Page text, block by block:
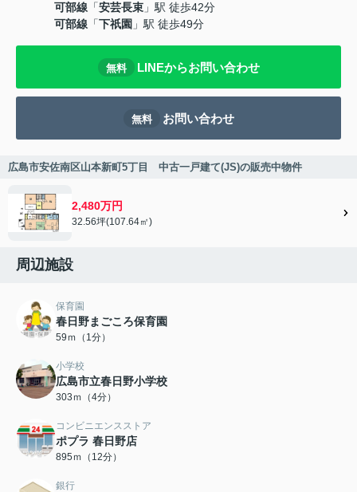
可部線 「安芸長束 」駅 徒歩42分
可部線 「下祇園 」駅 徒歩49分
無料 LINEからお問い合わせ
無料 お問い合わせ
広島市安佐南区山本新町5丁目 中古一戸建て(JS)の販売中物件
2,480万円
32.56坪(107.64㎡)
周辺施設
保育園
春日野まごころ保育園
59ｍ（1分）
小学校
広島市立春日野小学校
303ｍ（4分）
コンビニエンスストア
ポプラ 春日野店
895ｍ（12分）
銀行